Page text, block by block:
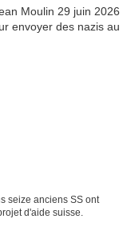
seize anciens SS ont
d'aide suisse.